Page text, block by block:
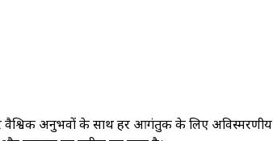
वैश्विक अनुभवों के साथ हर आगंतुक के लिए अविस्मरणीय